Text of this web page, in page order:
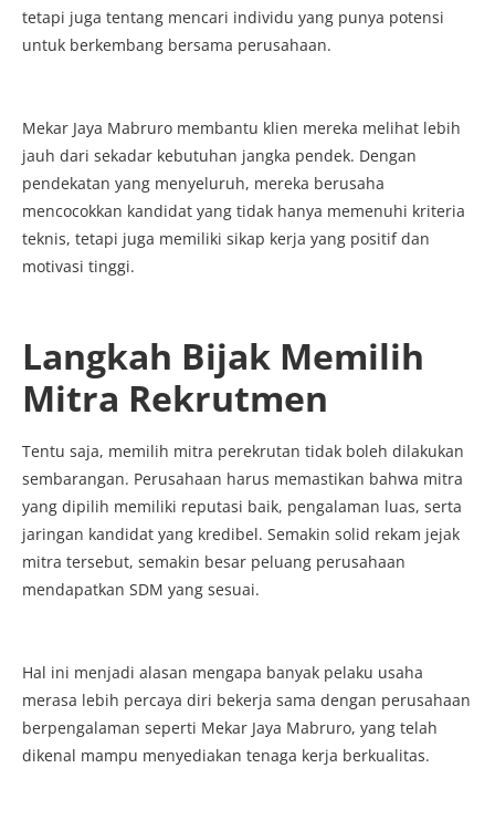
tetapi juga tentang mencari individu yang punya potensi
untuk berkembang bersama perusahaan.
Mekar Jaya Mabruro membantu klien mereka melihat lebih
jauh dari sekadar kebutuhan jangka pendek. Dengan
pendekatan yang menyeluruh, mereka berusaha
mencocokkan kandidat yang tidak hanya memenuhi kriteria
teknis, tetapi juga memiliki sikap kerja yang positif dan
motivasi tinggi.
Langkah Bijak Memilih
Mitra Rekrutmen
Tentu saja, memilih mitra perekrutan tidak boleh dilakukan
sembarangan. Perusahaan harus memastikan bahwa mitra
yang dipilih memiliki reputasi baik, pengalaman luas, serta
jaringan kandidat yang kredibel. Semakin solid rekam jejak
mitra tersebut, semakin besar peluang perusahaan
mendapatkan SDM yang sesuai.
Hal ini menjadi alasan mengapa banyak pelaku usaha
merasa lebih percaya diri bekerja sama dengan perusahaan
berpengalaman seperti Mekar Jaya Mabruro, yang telah
dikenal mampu menyediakan tenaga kerja berkualitas.